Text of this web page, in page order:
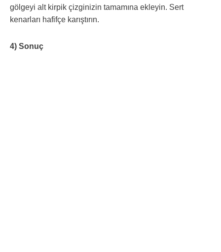
gölgeyi alt kirpik çizginizin tamamına ekleyin. Sert
kenarları hafifçe karıştırın.
4) Sonuç